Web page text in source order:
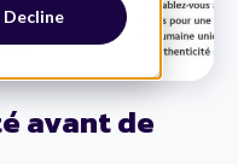
Decline
avant de